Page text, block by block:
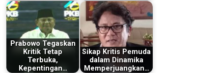
Prabowo Tegaskan
Kritik Tetap
Terbuka,
Kepentingan…
Sikap Kritis Pemuda
dalam Dinamika
Memperjuangkan…